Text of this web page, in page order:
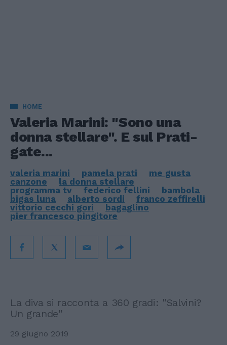
HOME
Valeria Marini: "Sono una
donna stellare". E sul Prati-
gate...
valeria marini pamela prati
me gusta
canzone
la donna stellare
programma tv
federico fellini
bambola
bigas luna
alberto sordi
franco zeffirelli
vittorio cecchi gori
bagaglino
pier francesco pingitore
La diva si racconta a 360 gradi: "Salvini?
Un grande"
29 giugno 2019